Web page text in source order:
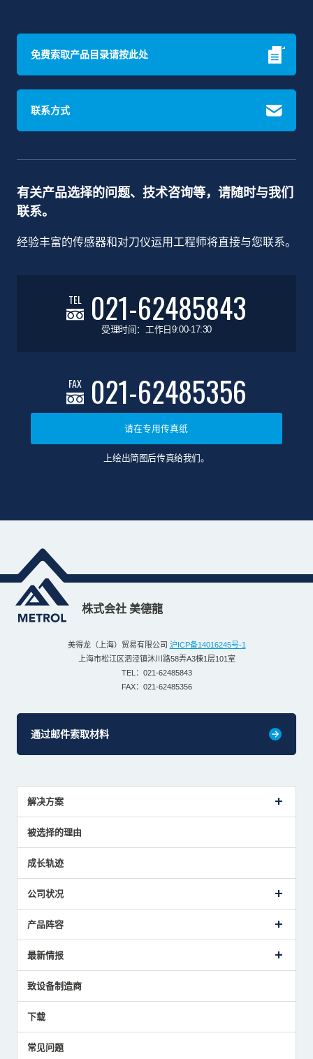
免费索取产品目录请按此处
联系方式
有关产品选择的问题、技术咨询等，请随时与我们
联系。
经验丰富的传感器和对刀仪运用工程师将直接与您联系。
TEL 021-62485843
受理时间：工作日9:00-17:30
FAX 021-62485356
请在专用传真纸
上绘出简图后传真给我们。
株式会社 美德龍
美得龙（上海）贸易有限公司 沪ICP备14016245号-1
上海市松江区泗泾镇沐川路58弄A3棟1层101室
TEL：021-62485843
FAX：021-62485356
通过邮件索取材料
解决方案
解决方案建议
被选择的理由
成长轨迹
公司状况
致词
主要获奖经历
国家/地区/语言
产品阵容
对刀仪
气压式精密定位传感器
最新情报
美德龙的技术
员工博客
中小企业BCP地震对策
致设备制造商
下载
常见问题